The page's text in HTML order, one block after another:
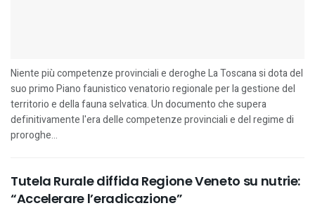
Niente più competenze provinciali e deroghe La Toscana si dota del
suo primo Piano faunistico venatorio regionale per la gestione del
territorio e della fauna selvatica. Un documento che supera
definitivamente l'era delle competenze provinciali e del regime di
proroghe...
Tutela Rurale diffida Regione Veneto su nutrie:
“Accelerare l’eradicazione”